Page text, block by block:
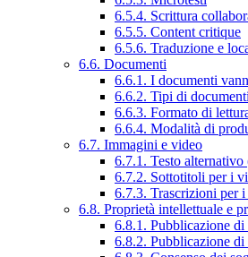
6.5.4. Scrittura
6.5.5. Content critique
6.5.6. Traduzione e
6.6. Documenti
6.6.1. I documenti
6.6.2. Tipi di documenti
6.6.3. Formato di
6.6.4. Modalità di
6.7. Immagini e video
6.7.1. Testo
6.7.2. Sottotitoli per i
6.7.3. Trascrizioni per
6.8. Proprietà intellettuale e
6.8.1. Pubblicazione
6.8.2. Pubblicazione